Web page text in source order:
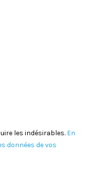
les indésirables. En
données de vos